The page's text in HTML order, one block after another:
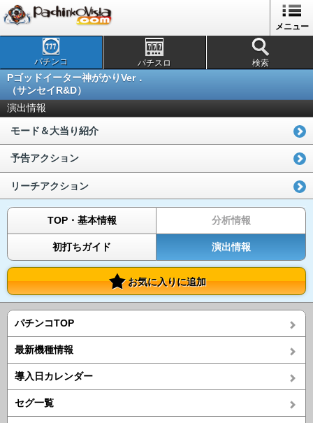
メニュー
パチンコ パチスロ 検索
Pゴッドイーター神がかりVer．
（サンセイR&D）
演出情報
モード＆大当り紹介
予告アクション
リーチアクション
TOP・基本情報 分析情報
初打ちガイド 演出情報
お気に入りに追加
パチンコTOP
最新機種情報
導入日カレンダー
セグ一覧